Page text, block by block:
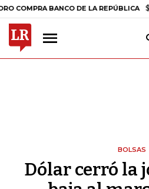
BANCO DE LA REPÚBLICA $
BOLSAS
Dólar cerró la